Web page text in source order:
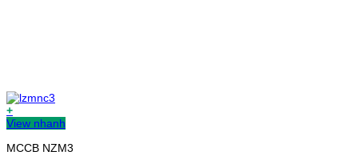
+
View nhanh
MCCB NZM3